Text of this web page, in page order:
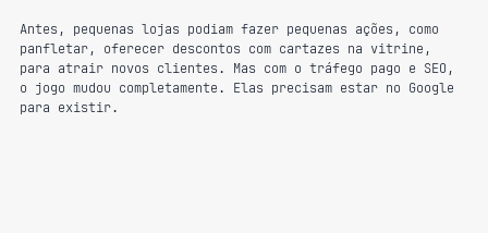
Antes, pequenas lojas podiam fazer pequenas ações, como
panfletar, oferecer descontos com cartazes na vitrine,
para atrair novos clientes. Mas com o tráfego pago e SEO,
o jogo mudou completamente. Elas precisam estar no Google
para existir.